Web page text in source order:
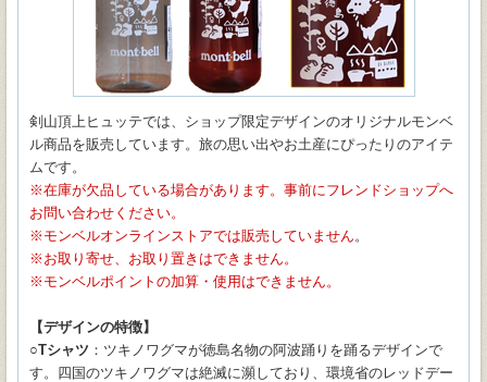
剣山頂上ヒュッテでは、ショップ限定デザインのオリジナルモンベ
ル商品を販売しています。旅の思い出やお土産にぴったりのアイテ
ムです。
在庫が欠品している場合があります。事前にフレンドショップへ
お問い合わせください。
モンベルオンラインストアでは販売していません。
お取り寄せ、お取り置きはできません。
モンベルポイントの加算・使用はできません。
【デザインの特徴】
○Tシャツ ：ツキノワグマが徳島名物の阿波踊りを踊るデザインで
す。四国のツキノワグマは絶滅に瀕しており、環境省のレッドデー